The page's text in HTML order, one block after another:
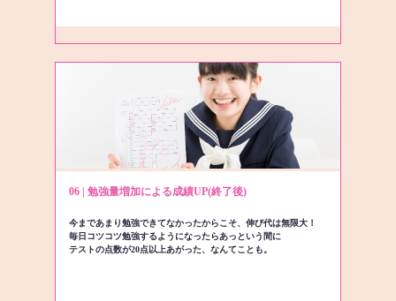
06 | 勉強量増加による成績UP(終了後)
今まであまり勉強できてなかったからこそ、伸び代は無限大！
毎日コツコツ勉強するようになったらあっという間に
テストの点数が20点以上あがった、なんてことも。